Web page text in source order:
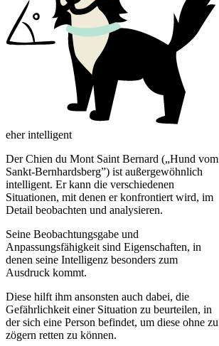
eher intelligent
Der Chien du Mont Saint Bernard („Hund vom
Sankt-Bernhardsberg”) ist außergewöhnlich
intelligent. Er kann die verschiedenen
Situationen, mit denen er konfrontiert wird, im
Detail beobachten und analysieren.
Seine Beobachtungsgabe und
Anpassungsfähigkeit sind Eigenschaften, in
denen seine Intelligenz besonders zum
Ausdruck kommt.
Diese hilft ihm ansonsten auch dabei, die
Gefährlichkeit einer Situation zu beurteilen, in
der sich eine Person befindet, um diese ohne zu
zögern retten zu können.